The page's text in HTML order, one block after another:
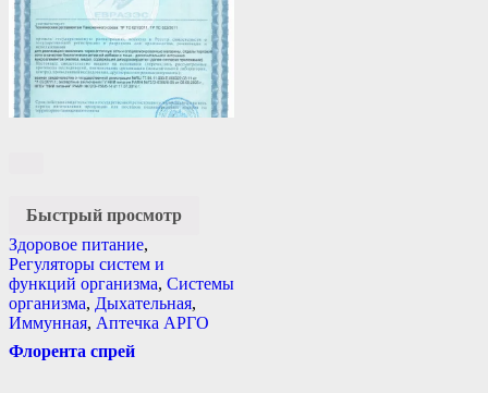
Быстрый просмотр
Здоровое питание,
Регуляторы систем и
функций организма, Системы
организма, Дыхательная,
Иммунная, Аптечка АРГО
Флорента спрей